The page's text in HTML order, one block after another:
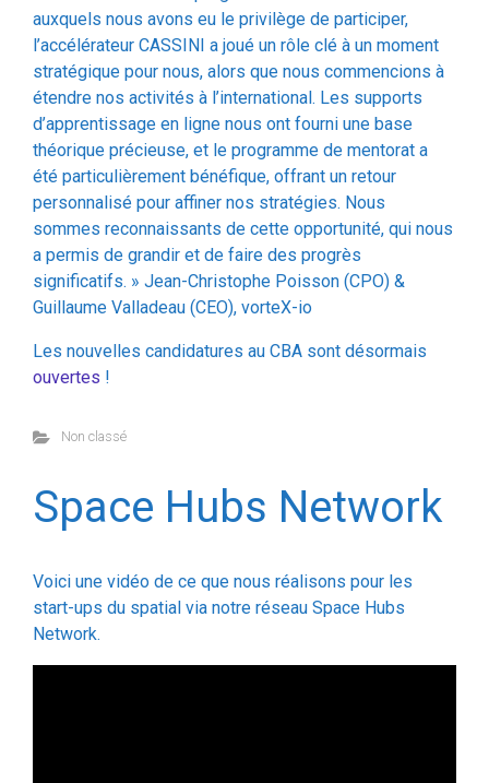
stratégique pour nous, alors que nous commencions à
étendre nos activités à l’international. Les supports
d’apprentissage en ligne nous ont fourni une base
théorique précieuse, et le programme de mentorat a
été particulièrement bénéfique, offrant un retour
personnalisé pour affiner nos stratégies. Nous
sommes reconnaissants de cette opportunité, qui nous
a permis de grandir et de faire des progrès
significatifs. » Jean-Christophe Poisson (CPO) &
Guillaume Valladeau (CEO), vorteX-io
Les nouvelles candidatures au CBA sont désormais
ouvertes!
Non classé
Space Hubs Network
Voici une vidéo de ce que nous réalisons pour les
Network.